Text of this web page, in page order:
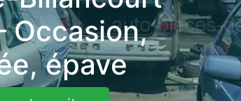
Occasion,
épave